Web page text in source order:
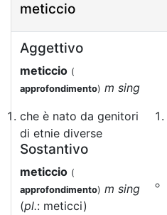
meticcio
Aggettivo
meticcio (
approfondimento) m sing
che è nato da genitori
di etnie diverse
Sostantivo
meticcio (
approfondimento) m sing
(pl.: meticci)